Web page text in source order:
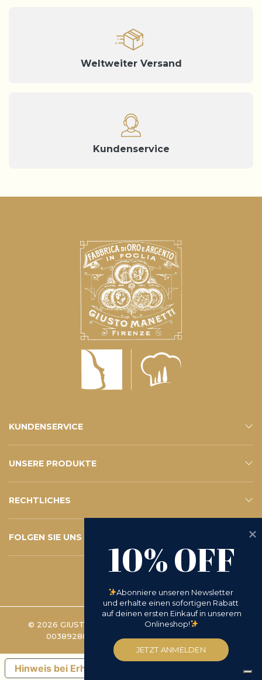
Weltweiter Versand
Kundenservice
KUNDENSERVICE
KONTAKTE
E-SHOP-SERVICE
FAQ – IHRE FRAGEN
ABONNIEREN SIE DEN NEWSLETTER
UNSERE PRODUKTE
ESHOP
KATALOG
RECHTLICHES
PRIVACY POLICY
WHISTLEBLOWING
COOKIE POLICY
BEDINGUNGEN UND KONDITIONEN
D.LGS 231/2001
RÜCKSENDEANFRAGE
FOLGEN SIE UNS
INSTAGRAM
FACEBOOK
LINKEDIN
YOUTUBE
© 2026 GIUSTO MANETTI BATTILORO S.P.A. | UST.
00389280488 -
10% OFF
Abonniere unseren Newsletter
und erhalte einen sofortigen Rabatt
auf deinen ersten Einkauf in unserem
Onlineshop!
JETZT ANMELDEN
Hinweis bei Erhebung